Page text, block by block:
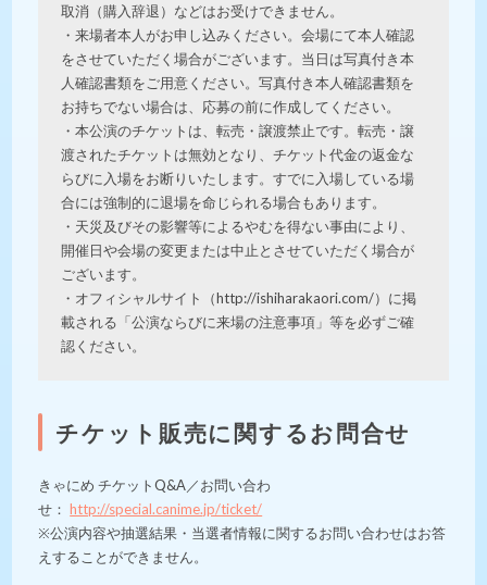
取消（購入辞退）などはお受けできません。
・来場者本人がお申し込みください。会場にて本人確認
をさせていただく場合がございます。当日は写真付き本
人確認書類をご用意ください。写真付き本人確認書類を
お持ちでない場合は、応募の前に作成してください。
・本公演のチケットは、転売・譲渡禁止です。転売・譲
渡されたチケットは無効となり、チケット代金の返金な
らびに入場をお断りいたします。すでに入場している場
合には強制的に退場を命じられる場合もあります。
・天災及びその影響等によるやむを得ない事由により、
開催日や会場の変更または中止とさせていただく場合が
ございます。
・オフィシャルサイト（http://ishiharakaori.com/）に掲
載される「公演ならびに来場の注意事項」等を必ずご確
認ください。
チケット販売に関するお問合せ
きゃにめ チケットQ&A／お問い合わ
せ：http://special.canime.jp/ticket/
※公演内容や抽選結果・当選者情報に関するお問い合わせはお答
えすることができません。